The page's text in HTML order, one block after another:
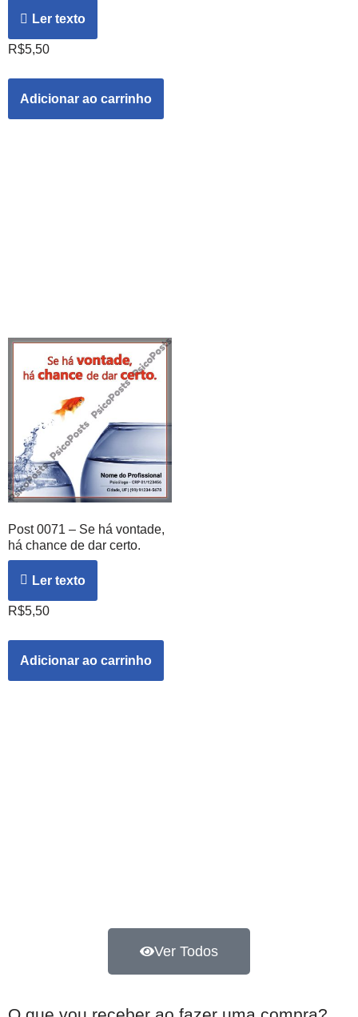
Ler texto
R$5,50
Adicionar ao carrinho
Post 0071 – Se há vontade,
há chance de dar certo.
Ler texto
R$5,50
Adicionar ao carrinho
Ver Todos